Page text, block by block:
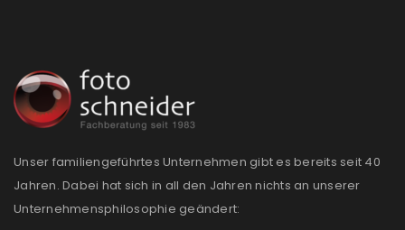
Anmeldeformular geschützt durch
ANMELDEN
PASSWORT VERGESSEN?
Unser familiengeführtes Unternehmen gibt es bereits seit 40
Jahren. Dabei hat sich in all den Jahren nichts an unserer
Unternehmensphilosophie geändert: